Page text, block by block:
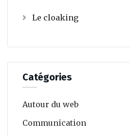
Le cloaking
Catégories
Autour du web
Communication